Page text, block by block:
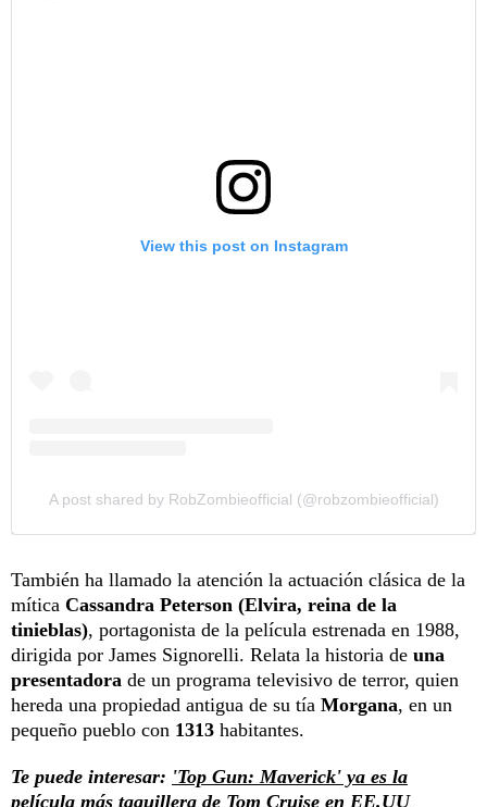
View this post on Instagram
A post shared by RobZombieofficial (@robzombieofficial)
También ha llamado la atención la actuación clásica de la
mítica Cassandra Peterson (Elvira, reina de la
tinieblas), portagonista de la película estrenada en 1988,
dirigida por James Signorelli. Relata la historia de una
presentadora de un programa televisivo de terror, quien
hereda una propiedad antigua de su tía Morgana, en un
pequeño pueblo con 1313 habitantes.
Te puede interesar: 'Top Gun: Maverick' ya es la
película más taquillera de Tom Cruise en EE.UU